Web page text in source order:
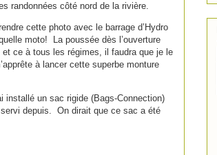
randonnées côté nord de la rivière.
cette photo avec le barrage d’Hydro
moto! La poussée dès l’ouverture
ce à tous les régimes, il faudra que je le
à lancer cette superbe monture
installé un sac rigide (Bags-Connection)
depuis. On dirait que ce sac a été